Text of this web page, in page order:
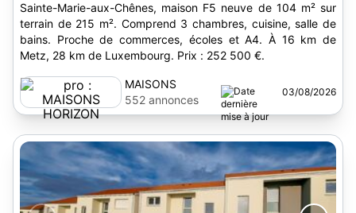
Sainte-Marie-aux-Chênes, maison F5 neuve de 104 m² sur
terrain de 215 m². Comprend 3 chambres, cuisine, salle de
bains. Proche de commerces, écoles et A4. À 16 km de
Metz, 28 km de Luxembourg. Prix : 252 500 €.
MAISONS
HORIZON
552 annonces
03/08/2026